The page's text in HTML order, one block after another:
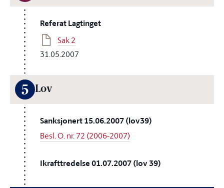
Referat Lagtinget
Sak 2
31.05.2007
5 Lov
Sanksjonert 15.06.2007 (lov39)
Besl. O. nr. 72 (2006-2007)
Ikrafttredelse 01.07.2007 (lov 39)